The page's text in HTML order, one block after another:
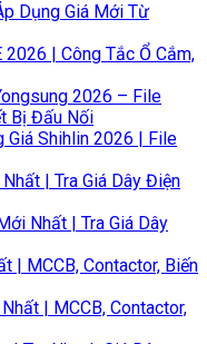
Dụng Giá Mới Từ
2026 | Công Tắc Ổ Cắm,
2026 – File
Bị Đấu Nối
Giá Shihlin 2026 | File
Nhất | Tra Giá Dây
| MCCB, Contactor,